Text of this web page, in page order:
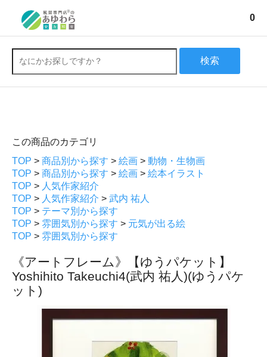
0
検索
この商品のカテゴリ
TOP > 商品別から探す > 絵画 > 動物・生物画
TOP > 商品別から探す > 絵画 > 絵本イラスト
TOP > 人気作家紹介
TOP > 人気作家紹介 > 武内 祐人
TOP > テーマ別から探す
TOP > 雰囲気別から探す > 元気が出る絵
TOP > 雰囲気別から探す
《アートフレーム》【ゆうパケット】
Yoshihito Takeuchi4(武内 祐人)(ゆうパケ
ット)